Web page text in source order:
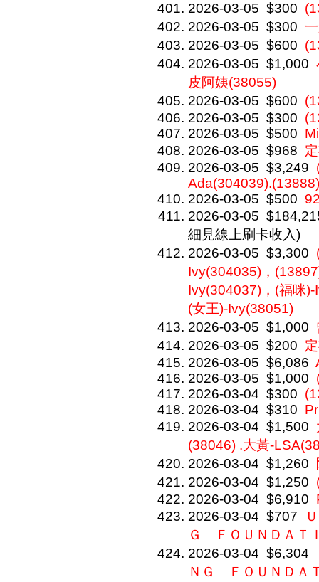
2026-03-05 $300
2026-03-05 $300
2026-03-05 $600
2026-03-05 $1,000
皮阿姨(38055)
2026-03-05 $600
2026-03-05 $300
2026-03-05 $500
2026-03-05 $968
2026-03-05 $3,249
2026-03-05 $500
2026-03-05
細見線上刷卡收入)
2026-03-05 $3,300
Ivy(304035)，
Ivy(304037)，(福咪
(女王)-Ivy(38051)
2026-03-05 $1,000
2026-03-05 $200
2026-03-05 $6,086
2026-03-05 $1,000
2026-03-04 $300
2026-03-04 $310
2026-03-04 $1,500
(38046) .大黃-
2026-03-04 $1,260
2026-03-04 $1,250
2026-03-04 $6,910
2026-03-04 $707
Ｇ ＦＯＵＮＤＡＴ
2026-03-04 $6,304
ＮＧ ＦＯＵＮＤＡ